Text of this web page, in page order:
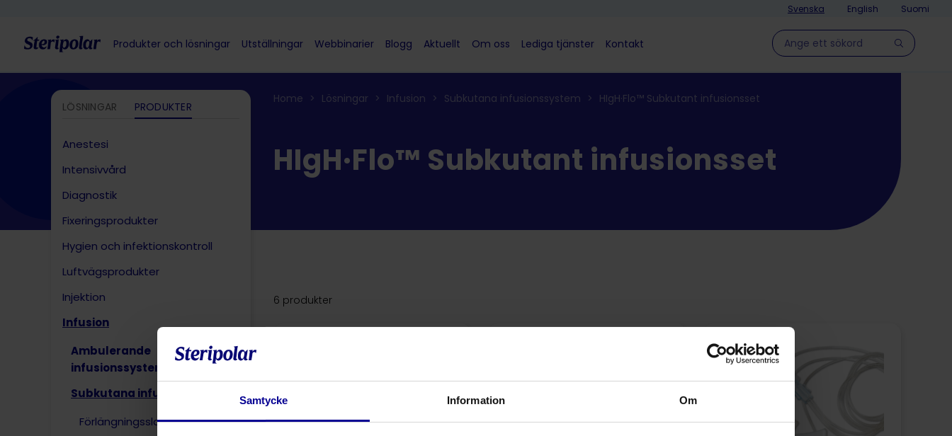
Samtycke Information Om
Svenska English Suomi
Produkter och lösningar Utställningar Webbinarier Blogg Aktuellt Om oss Lediga tjänster Kontakt Hae sivulla
LÖSNINGAR PRODUKTER
Anestesi
Intensivvård
Diagnostik
Fixeringsprodukter
Hygien och infektionskontroll
Luftvägsprodukter
Injektion
Infusion
Ambulerande
infusionssystem
Subkutana infusionssystem
Förlängningsslangar
Home > Lösningar > Infusion > Subkutana infusionssystem > HIgH·Flo™ Subkutant infusionsset
HIgH·Flo™ Subkutant infusionsset
6 produkter